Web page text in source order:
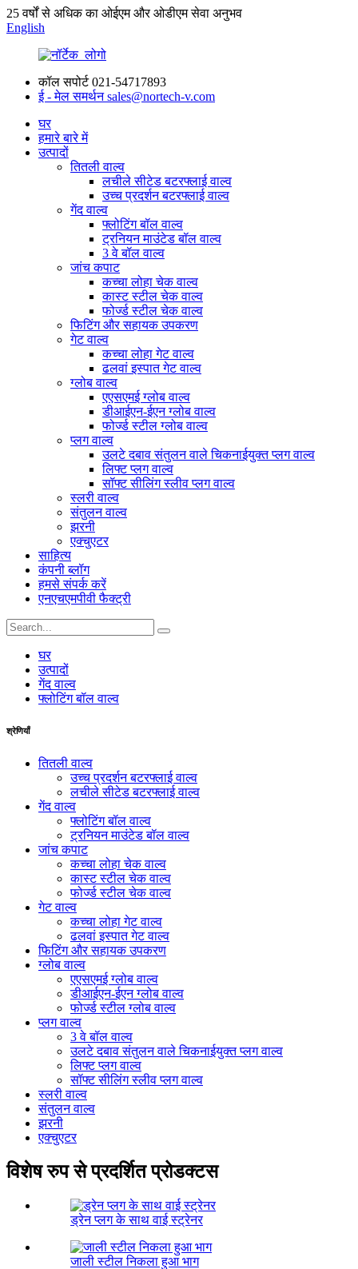
25 वर्षों से अधिक का ओईएम और ओडीएम सेवा अनुभव
English
कॉल सपोर्ट 021-54717893
ई - मेल समर्थन sales@nortech-v.com
घर
हमारे बारे में
उत्पादों
तितली वाल्व
लचीले सीटेड बटरफ्लाई वाल्व
उच्च प्रदर्शन बटरफ्लाई वाल्व
गेंद वाल्व
फ्लोटिंग बॉल वाल्व
ट्रनियन माउंटेड बॉल वाल्व
3 वे बॉल वाल्व
जांच कपाट
कच्चा लोहा चेक वाल्व
कास्ट स्टील चेक वाल्व
फोर्ज्ड स्टील चेक वाल्व
फिटिंग और सहायक उपकरण
गेट वाल्व
कच्चा लोहा गेट वाल्व
ढलवां इस्पात गेट वाल्व
ग्लोब वाल्व
एएसएमई ग्लोब वाल्व
डीआईएन-ईएन ग्लोब वाल्व
फोर्ज्ड स्टील ग्लोब वाल्व
प्लग वाल्व
उलटे दबाव संतुलन वाले चिकनाईयुक्त प्लग वाल्व
लिफ्ट प्लग वाल्व
सॉफ्ट सीलिंग स्लीव प्लग वाल्व
स्लरी वाल्व
संतुलन वाल्व
झरनी
एक्चुएटर
साहित्य
कंपनी ब्लॉग
हमसे संपर्क करें
एनएचएमपीवी फैक्ट्री
घर
उत्पादों
गेंद वाल्व
फ्लोटिंग बॉल वाल्व
श्रेणियाँ
तितली वाल्व
उच्च प्रदर्शन बटरफ्लाई वाल्व
लचीले सीटेड बटरफ्लाई वाल्व
गेंद वाल्व
फ्लोटिंग बॉल वाल्व
ट्रनियन माउंटेड बॉल वाल्व
जांच कपाट
कच्चा लोहा चेक वाल्व
कास्ट स्टील चेक वाल्व
फोर्ज्ड स्टील चेक वाल्व
गेट वाल्व
कच्चा लोहा गेट वाल्व
ढलवां इस्पात गेट वाल्व
फिटिंग और सहायक उपकरण
ग्लोब वाल्व
एएसएमई ग्लोब वाल्व
डीआईएन-ईएन ग्लोब वाल्व
फोर्ज्ड स्टील ग्लोब वाल्व
प्लग वाल्व
3 वे बॉल वाल्व
उलटे दबाव संतुलन वाले चिकनाईयुक्त प्लग वाल्व
लिफ्ट प्लग वाल्व
सॉफ्ट सीलिंग स्लीव प्लग वाल्व
स्लरी वाल्व
संतुलन वाल्व
झरनी
एक्चुएटर
विशेष रुप से प्रदर्शित प्रोडक्टस
ड्रेन प्लग के साथ वाई स्ट्रेनर
जाली स्टील निकला हुआ भाग